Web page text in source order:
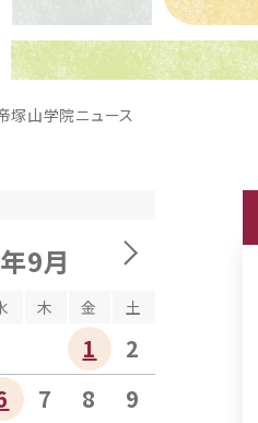
塚山学院ニュース
9月
木 金 土
1
2
7 8
9